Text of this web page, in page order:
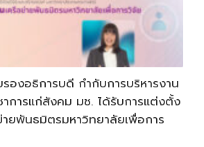
องอธิการบดี กำกับการบริหารงาน
าการแก่สังคม มช. ได้รับการแต่งตั้ง
ายพันธมิตรมหาวิทยาลัยเพื่อการ